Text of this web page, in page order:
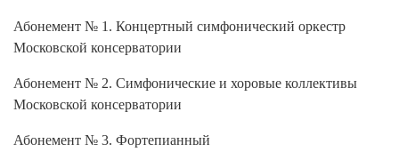
Абонемент № 1. Концертный симфонический оркестр
Московской консерватории
Абонемент № 2. Симфонические и хоровые коллективы
Московской консерватории
Абонемент № 3. Фортепианный